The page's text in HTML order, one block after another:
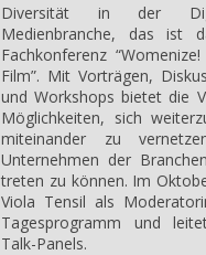
Diversität in der
Medienbranche, das ist
Fachkonferenz
Film”. Mit Vorträgen,
und Workshops bietet die
Möglichkeiten, sich
miteinander zu
Unternehmen der
treten zu können. Im
Viola Tensil als
Tagesprogramm und
Talk-Panels.